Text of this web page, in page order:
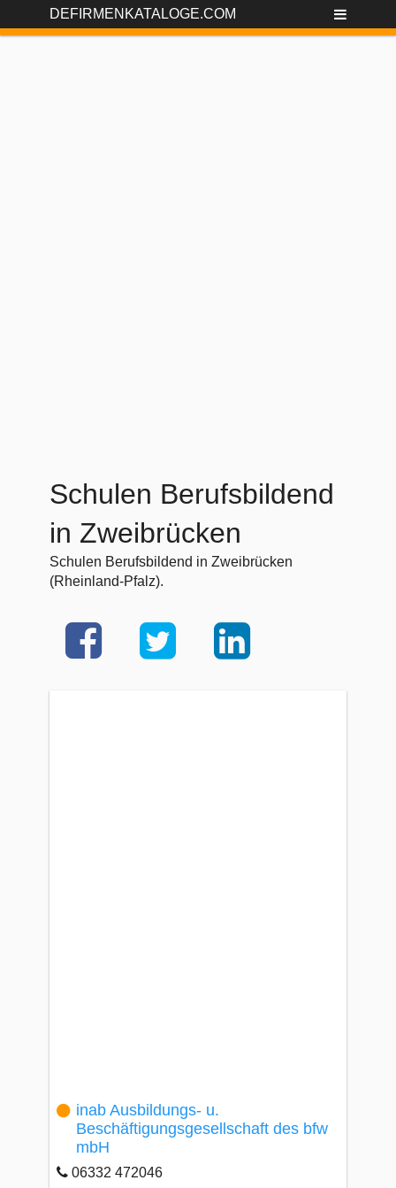
DEFIRMENKATALOGE.COM
Schulen Berufsbildend
in Zweibrücken
Schulen Berufsbildend in Zweibrücken
(Rheinland-Pfalz).
inab Ausbildungs- u.
Beschäftigungsgesellschaft des bfw
mbH
06332 472046